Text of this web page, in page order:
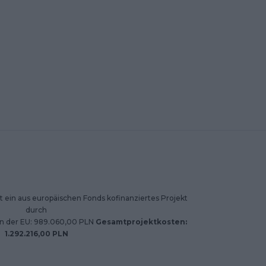
ein aus europäischen Fonds kofinanziertes Projekt
durch
der EU: 989.060,00 PLN Gesamtprojektkosten:
1.292.216,00 PLN